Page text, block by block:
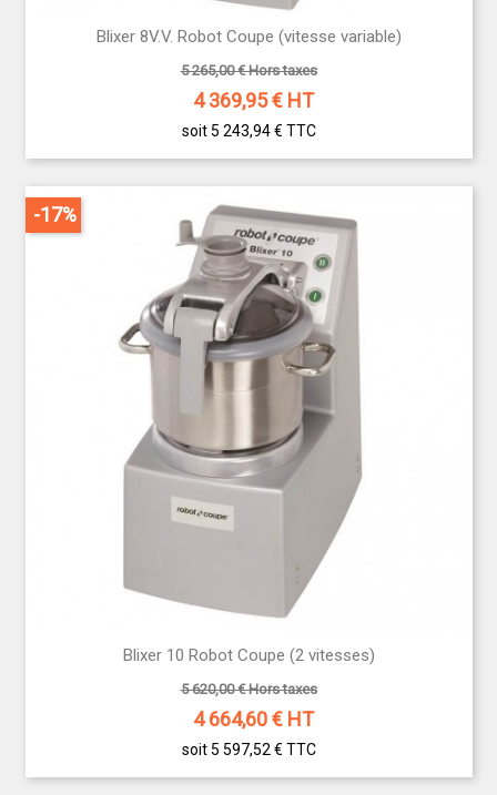
Blixer 8V.V. Robot Coupe (vitesse variable)
5 265,00 € Hors taxes
4 369,95€ HT
soit 5 243,94 € TTC
Blixer 10 Robot Coupe (2 vitesses)
5 620,00 € Hors taxes
4 664,60€ HT
soit 5 597,52 € TTC
-17%